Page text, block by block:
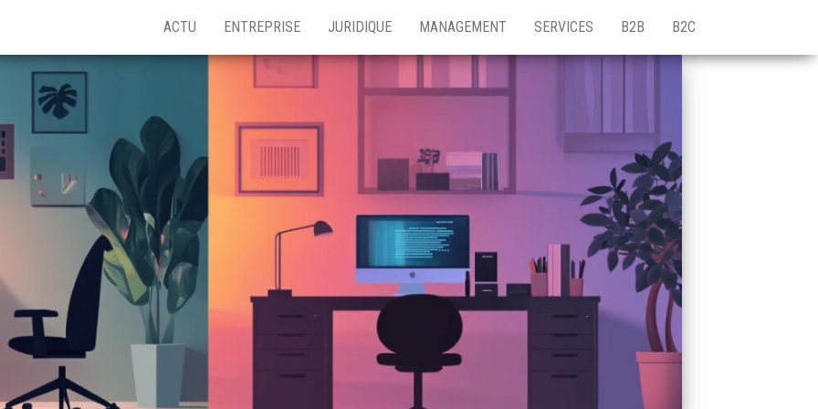
ACTU ENTREPRISE JURIDIQUE MANAGEMENT SERVICES B2B B2C